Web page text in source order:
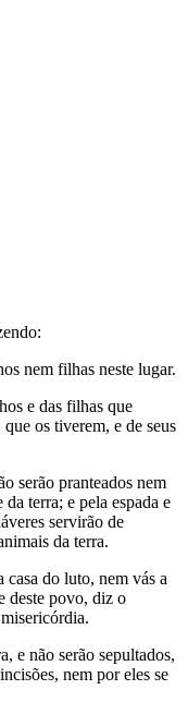
nem filhas neste lugar.
e das filhas que
que os tiverem, e de seus
serão pranteados nem
terra; e pela espada e
servirão de
da terra.
casa do luto, nem vás a
deste povo, diz o
e não serão sepultados,
nem por eles se